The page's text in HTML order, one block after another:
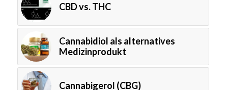
CBD vs. THC
Cannabidiol als alternatives
Medizinprodukt
Cannabigerol (CBG)